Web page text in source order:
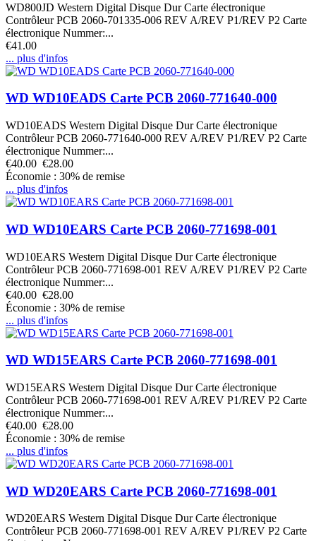
WD800JD Western Digital Disque Dur Carte électronique
Contrôleur PCB 2060-701335-006 REV A/REV P1/REV P2 Carte
électronique Nummer:...
€41.00
... plus d'infos
WD WD10EADS Carte PCB 2060-771640-000
WD10EADS Western Digital Disque Dur Carte électronique
Contrôleur PCB 2060-771640-000 REV A/REV P1/REV P2 Carte
électronique Nummer:...
€40.00 €28.00
Économie : 30% de remise
... plus d'infos
WD WD10EARS Carte PCB 2060-771698-001
WD10EARS Western Digital Disque Dur Carte électronique
Contrôleur PCB 2060-771698-001 REV A/REV P1/REV P2 Carte
électronique Nummer:...
€40.00 €28.00
Économie : 30% de remise
... plus d'infos
WD WD15EARS Carte PCB 2060-771698-001
WD15EARS Western Digital Disque Dur Carte électronique
Contrôleur PCB 2060-771698-001 REV A/REV P1/REV P2 Carte
électronique Nummer:...
€40.00 €28.00
Économie : 30% de remise
... plus d'infos
WD WD20EARS Carte PCB 2060-771698-001
WD20EARS Western Digital Disque Dur Carte électronique
Contrôleur PCB 2060-771698-001 REV A/REV P1/REV P2 Carte